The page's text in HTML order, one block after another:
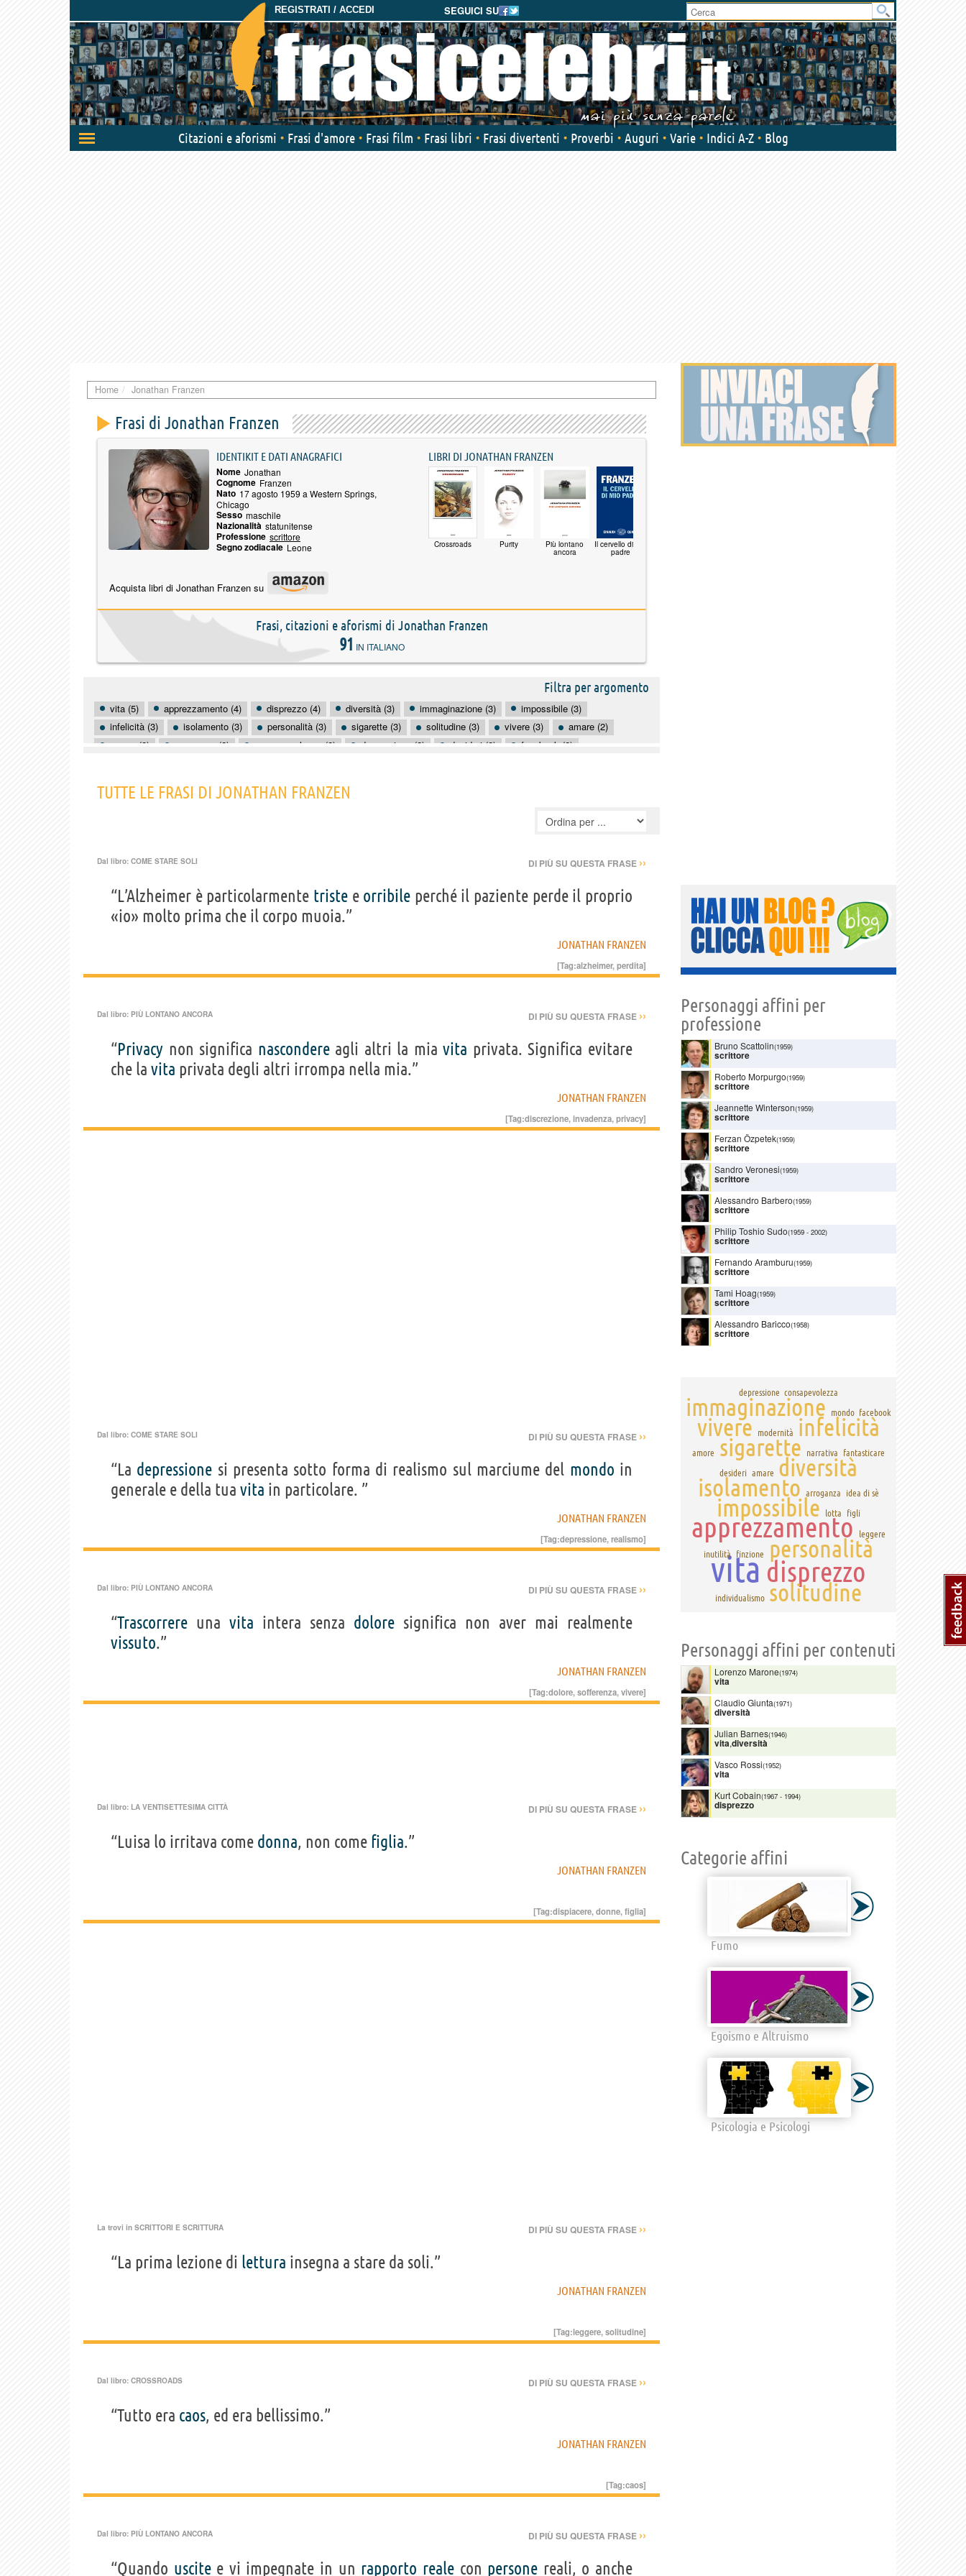
SEGUICI SU
REGISTRATI / ACCEDI
Attiva/disattiva
navigazione
User
area
Citazioni e aforismi Frasi d'amore Frasi film Frasi libri Frasi divertenti Proverbi Auguri Varie Indici A-Z Blog
Home Jonathan Franzen
Frasi di Jonathan Franzen
IDENTIKIT E DATI ANAGRAFICI
Nome Jonathan
Cognome Franzen
Nato 17 agosto 1959 a Western Springs,
Chicago
Sesso maschile
Nazionalità statunitense
Professione scrittore
Segno zodiacale Leone
LIBRI DI JONATHAN FRANZEN
Crossroads Purity Più lontano
ancora
Il cervello di mio
padre
Acquista libri di Jonathan Franzen su
Frasi, citazioni e aforismi di Jonathan Franzen
91 IN ITALIANO
Filtra per argomento
vita (5) apprezzamento (4) disprezzo (4) diversità (3) immaginazione (3)
impossibile (3)
infelicità (3)
isolamento (3) personalità (3) sigarette (3) solitudine (3) vivere (3)
amare (2)
amore (2)
arroganza (2) consapevolezza (2) depressione (2) desideri (2)
facebook (2)
TUTTE LE FRASI DI JONATHAN FRANZEN
Dal libro: COME STARE SOLI DI PIÙ SU QUESTA FRASE ››
“L’Alzheimer è particolarmente tristee orribile perché il paziente perde il proprio
«io» molto prima che il corpo muoia.”
JONATHAN FRANZEN
[Tag:alzheimer,perdita]
Dal libro: PIÙ LONTANO ANCORA DI PIÙ SU QUESTA FRASE ››
“Privacy non significa nascondereagli altri la miavita privata. Significa evitare
che la vita privata degli altri irrompa nella mia.”
JONATHAN FRANZEN
[Tag:discrezione,invadenza,privacy]
Dal libro: COME STARE SOLI DI PIÙ SU QUESTA FRASE ››
“La depressione si presenta sotto forma di realismo sul marciume del mondo in
generale e della tua vita in particolare. ”
JONATHAN FRANZEN
[Tag:depressione,realismo]
Dal libro: PIÙ LONTANO ANCORA DI PIÙ SU QUESTA FRASE ››
“Trascorrere una vita intera senza dolore significa non aver mai realmente
vissuto.”
JONATHAN FRANZEN
[Tag:dolore,sofferenza,vivere]
Dal libro: LA VENTISETTESIMA CITTÀ DI PIÙ SU QUESTA FRASE ››
“Luisa lo irritava come donna, non come figlia.”
JONATHAN FRANZEN
[Tag:dispiacere,donne,figlia]
La trovi in SCRITTORI E SCRITTURA DI PIÙ SU QUESTA FRASE ››
“La prima lezione di lettura insegna a stare da soli.”
JONATHAN FRANZEN
[Tag:leggere,solitudine]
Dal libro: CROSSROADS DI PIÙ SU QUESTA FRASE ››
“Tutto era caos, ed era bellissimo.”
JONATHAN FRANZEN
[Tag:caos]
Dal libro: PIÙ LONTANO ANCORA DI PIÙ SU QUESTA FRASE ››
“Quando uscitee vi impegnate in un rapporto realecon persone reali, o anche
Personaggi affini per
professione
Bruno Scattolin(1959)
scrittore
Roberto Morpurgo(1959)
scrittore
Jeannette Winterson(1959)
scrittore
Ferzan Özpetek(1959)
scrittore
Sandro Veronesi(1959)
scrittore
Alessandro Barbero(1959)
scrittore
Philip Toshio Sudo(1959 - 2002)
scrittore
Fernando Aramburu(1959)
scrittore
Tami Hoag(1959)
scrittore
Alessandro Baricco(1958)
scrittore
depressione consapevolezza
immaginazione mondo facebook
vivere modernità infelicità
amore sigarette narrativa
fantasticare
desideri amare diversità
isolamento arroganza idea di sè
impossibile lotta figli
apprezzamento leggere
inutilità finzione personalità
vitadisprezzo
individualismo solitudine
Personaggi affini per contenuti
Lorenzo Marone(1974)
vita
Claudio Giunta(1971)
diversità
Julian Barnes(1946)
vita,diversità
Vasco Rossi(1952)
vita
Kurt Cobain(1967 - 1994)
disprezzo
Categorie affini
Fumo
Egoismo e Altruismo
Psicologia e Psicologi